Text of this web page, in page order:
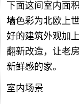
下面这间室内面
墙色彩为北欧上
好的建筑外观加
翻新改造，让老
新鲜感的家。
室内场景